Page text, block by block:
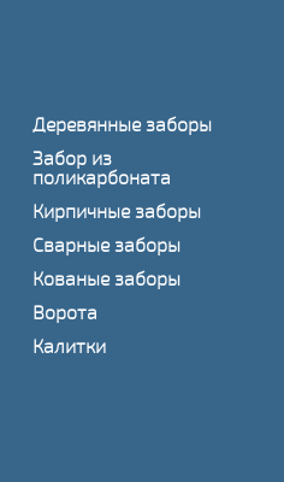
Деревянные заборы
Забор из
поликарбоната
Кирпичные заборы
Сварные заборы
Кованые заборы
Ворота
Калитки